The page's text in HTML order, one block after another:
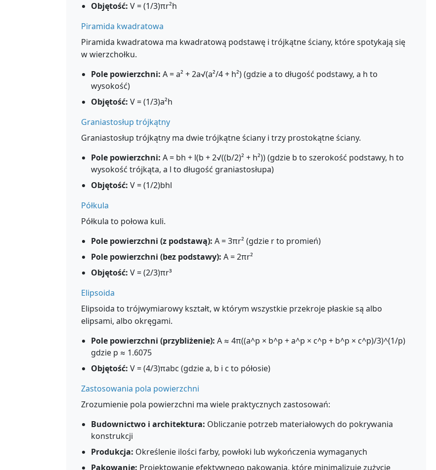
Objętość: V = (1/3)πr²h
Piramida kwadratowa
Piramida kwadratowa ma kwadratową podstawę i trójkątne ściany, które spotykają się
w wierzchołku.
Pole powierzchni: A = a² + 2a√(a²/4 + h²) (gdzie a to długość podstawy, a h to
wysokość)
Objętość: V = (1/3)a²h
Graniastosłup trójkątny
Graniastosłup trójkątny ma dwie trójkątne ściany i trzy prostokątne ściany.
Pole powierzchni: A = bh + l(b + 2√((b/2)² + h²)) (gdzie b to szerokość podstawy, h to
wysokość trójkąta, a l to długość graniastosłupa)
Objętość: V = (1/2)bhl
Półkula
Półkula to połowa kuli.
Pole powierzchni (z podstawą): A = 3πr² (gdzie r to promień)
Pole powierzchni (bez podstawy): A = 2πr²
Objętość: V = (2/3)πr³
Elipsoida
Elipsoida to trójwymiarowy kształt, w którym wszystkie przekroje płaskie są albo
elipsami, albo okręgami.
Pole powierzchni (przybliżenie): A ≈ 4π((a^p × b^p + a^p × c^p + b^p × c^p)/3)^(1/p)
gdzie p ≈ 1.6075
Objętość: V = (4/3)πabc (gdzie a, b i c to półosie)
Zastosowania pola powierzchni
Zrozumienie pola powierzchni ma wiele praktycznych zastosowań:
Budownictwo i architektura: Obliczanie potrzeb materiałowych do pokrywania
konstrukcji
Produkcja: Określenie ilości farby, powłoki lub wykończenia wymaganych
Pakowanie: Projektowanie efektywnego pakowania, które minimalizuje zużycie